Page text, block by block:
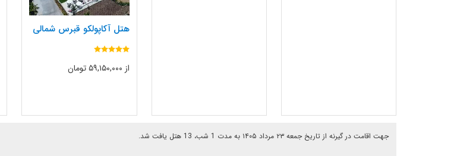
هتل آکاپولکو قبرس شمالی
از ۵۹,۱۵۰,۰۰۰ تومان
جهت اقامت در گیرنه از تاریخ جمعه ۲۳ مرداد ۱۴۰۵ به مدت 1 شب، 13 هتل یافت شد.